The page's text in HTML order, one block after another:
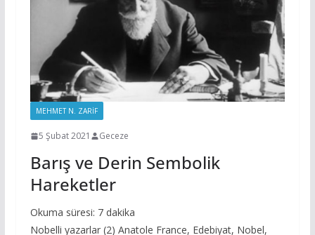
MEHMET N. ZARIF
5 Şubat 2021 Geceze
Barış ve Derin Sembolik
Hareketler
Okuma süresi: 7 dakika
Nobelli yazarlar (2) Anatole France, Edebiyat, Nobel,